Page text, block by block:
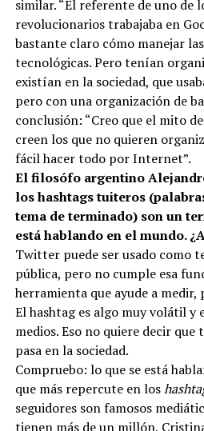
similar. “El referente de uno de
revolucionarios trabajaba en
bastante claro cómo manejar
tecnológicas. Pero tenían
existían en la sociedad, que
pero con una organización de
conclusión: “Creo que el mito
creen los que no quieren
fácil hacer todo por Internet”.
El filosófo argentino
los hashtags tuiteros
tema de terminado) son un
está hablando en el mundo.
Twitter puede ser usado como
pública, pero no cumple esa
herramienta que ayude a medir,
El hashtag es algo muy volátil y
medios. Eso no quiere decir que
pasa en la sociedad.
Compruebo: lo que se está
que más repercute en los
seguidores son famosos
tienen más de un millón,